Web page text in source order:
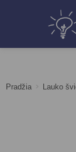
Pradžia > Lauko